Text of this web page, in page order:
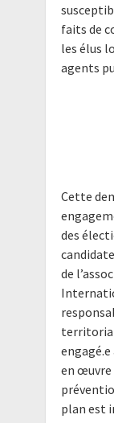
faits de
les élus
agents
Cette
des
de
en œuvre
plan est